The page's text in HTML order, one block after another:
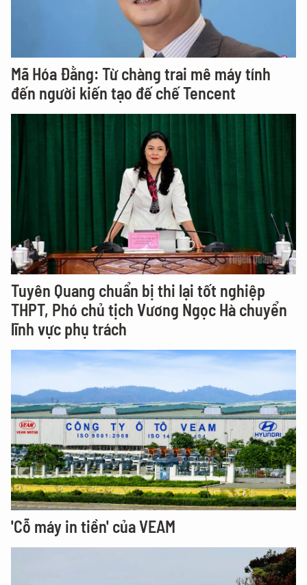
Mã Hóa Đằng: Từ chàng trai mê máy tính
đến người kiến tạo đế chế Tencent
Tuyên Quang chuẩn bị thi lại tốt nghiệp
THPT, Phó chủ tịch Vương Ngọc Hà chuyển
lĩnh vực phụ trách
'Cỗ máy in tiền' của VEAM